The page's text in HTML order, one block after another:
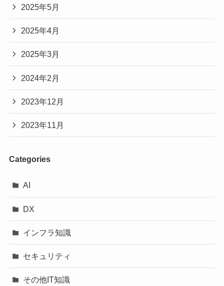
2025年5月
2025年4月
2025年3月
2024年2月
2023年12月
2023年11月
Categories
AI
DX
インフラ知識
セキュリティ
その他IT知識